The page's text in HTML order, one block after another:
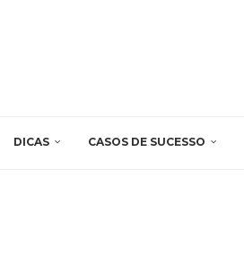
DICAS CASOS DE SUCESSO